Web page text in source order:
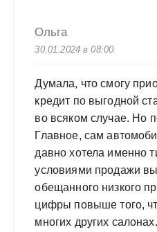
Ольга
30.01.2024 в 08:00
Думала, что смогу
кредит по выгодной
во всяком случае. Но
Главное, сам
давно хотела именно
условиями продажи
обещанного низкого
цифры повыше того,
многих других